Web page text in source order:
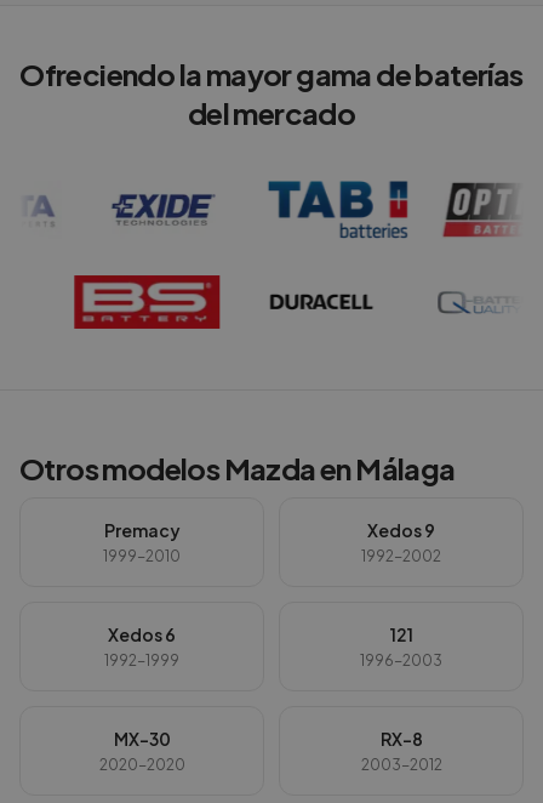
Ofreciendo la mayor gama de baterías
del mercado
Otros modelosMazdaenMálaga
Premacy
1999-2010
Xedos 9
1992-2002
Xedos 6
1992-1999
121
1996-2003
MX-30
2020-2020
RX-8
2003-2012